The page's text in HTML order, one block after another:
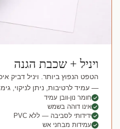
ויניל + שכבת הגנה
הטפט הנפוץ ביותר. ויניל דביק
— עמיד לרטיבות, ניתן לניקוי,
חומר נון-וובן עמיד
אינו דוהה בשמש
ידידותי לסביבה — ללא PVC
עמידות מבחני אש